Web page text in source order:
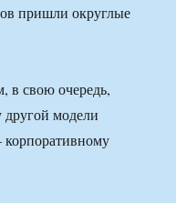
пришли округлые
в свою очередь,
другой модели